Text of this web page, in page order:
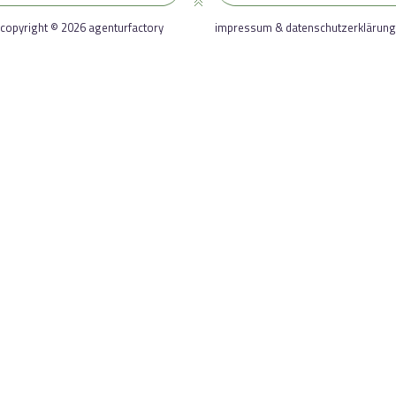
copyright © 2026 agenturfactory impressum & datenschutzerklärung